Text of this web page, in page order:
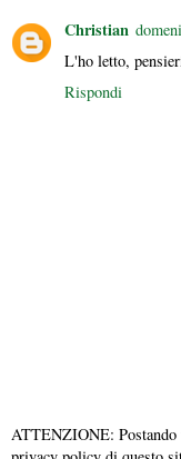
Christian
L'ho letto,
Rispondi
ATTENZIONE: Postando